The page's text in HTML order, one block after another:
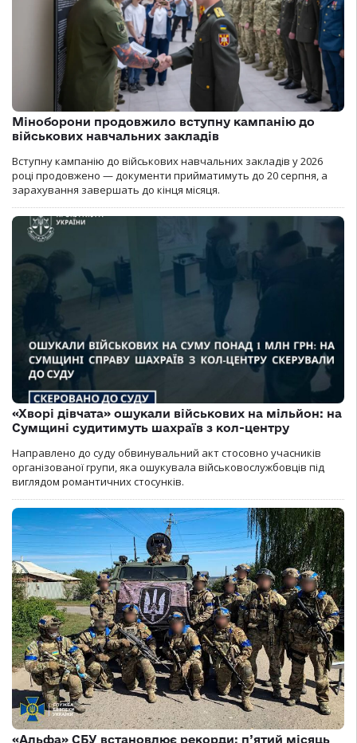
Міноборони продовжило вступну кампанію до
військових навчальних закладів
Вступну кампанію до військових навчальних закладів у 2026
році продовжено — документи прийматимуть до 20 серпня, а
зарахування завершать до кінця місяця.
«Хворі дівчата» ошукали військових на мільйон: на
Сумщині судитимуть шахраїв з кол-центру
Направлено до суду обвинувальний акт стосовно учасників
організованої групи, яка ошукувала військовослужбовців під
виглядом романтичних стосунків.
«Альфа» СБУ встановлює рекорди: п’ятий місяць